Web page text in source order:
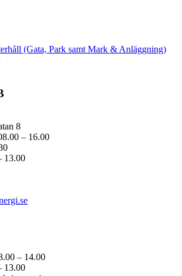
(Gata, Park samt Mark & Anläggning)
8
– 16.00
13.00
– 14.00
13.00